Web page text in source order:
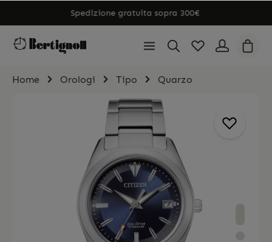
Spedizione gratuita sopra 300€
Home Orologi Tipo Quarzo